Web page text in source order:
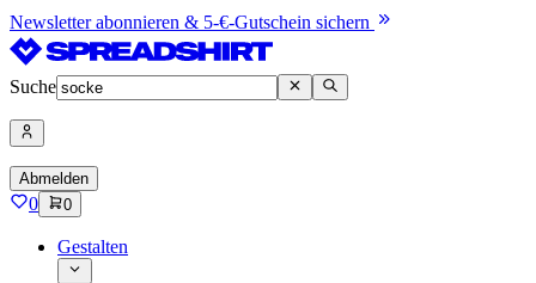
Newsletter abonnieren & 5-€-Gutschein sichern
Suche
Abmelden
0 0
Gestalten